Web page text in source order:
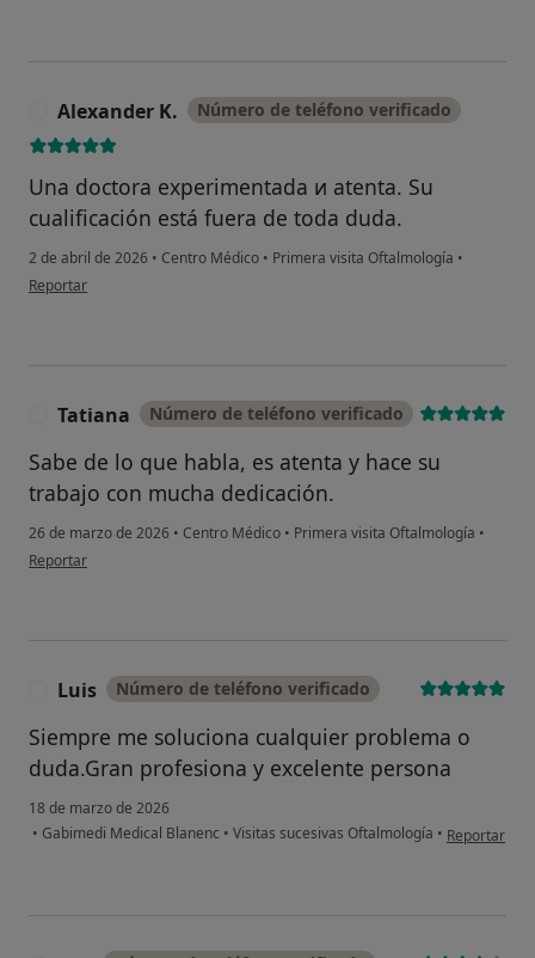
Alexander K. Número de teléfono verificado
Una doctora experimentada и atenta. Su
cualificación está fuera de toda duda.
2 de abril de 2026 • Centro Médico • Primera visita Oftalmología •
en opinión del usuario Alexander K.
Reportar
Tatiana Número de teléfono verificado
Sabe de lo que habla, es atenta y hace su
trabajo con mucha dedicación.
26 de marzo de 2026 • Centro Médico • Primera visita Oftalmología •
en opinión del usuario Tatiana
Reportar
Luis Número de teléfono verificado
Siempre me soluciona cualquier problema o
duda.Gran profesiona y excelente persona
18 de marzo de 2026
• Gabimedi Medical Blanenc • Visitas sucesivas Oftalmología • en opinión
Reportar